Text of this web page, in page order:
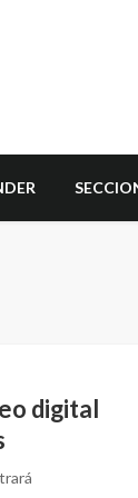
digital